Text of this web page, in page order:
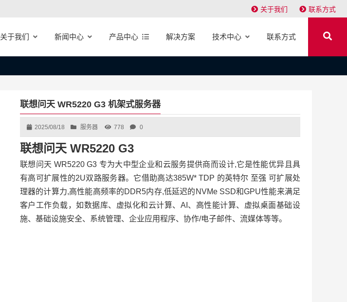
关于我们 联系方式
关于我们 新闻中心 产品中心 解决方案 技术中心 联系方式
联想问天 WR5220 G3 机架式服务器
2025/08/18 服务器 778 0
联想问天 WR5220 G3
联想问天 WR5220 G3 专为大中型企业和云服务提供商而设计,它是性能优异且具
有高可扩展性的2U双路服务器。它借助高达385W* TDP 的英特尔 至强 可扩展处
理器的计算力,高性能高频率的DDR5内存,低延迟的NVMe SSD和GPU性能来满足
客户工作负载，如数据库、虚拟化和云计算、AI、高性能计算、虚拟桌面基础设
施、基础设施安全、系统管理、企业应用程序、协作/电子邮件、流媒体等等。